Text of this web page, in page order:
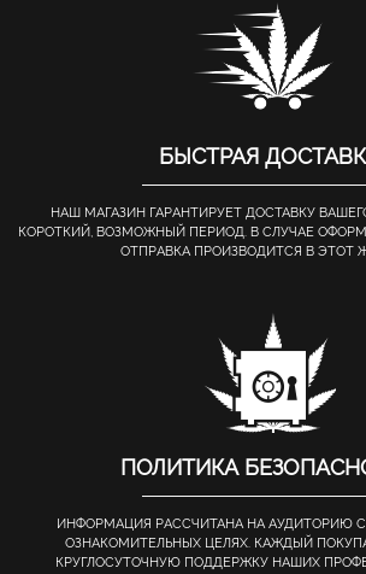
БЫСТРАЯ
НАШ МАГАЗИН ГАРАНТИРУЕТ ДОСТАВКУ
КОРОТКИЙ, ВОЗМОЖНЫЙ ПЕРИОД. В СЛУЧАЕ
ОТПРАВКА ПРОИЗВОДИТСЯ В ЭТОТ
ПОЛИТИКА
ИНФОРМАЦИЯ РАССЧИТАНА НА АУДИТОРИЮ
ОЗНАКОМИТЕЛЬНЫХ ЦЕЛЯХ. КАЖДЫЙ
КРУГЛОСУТОЧНУЮ ПОДДЕРЖКУ НАШИХ